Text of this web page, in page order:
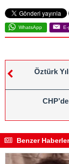
WhatsApp E-
Öztürk
Benzer Haberler